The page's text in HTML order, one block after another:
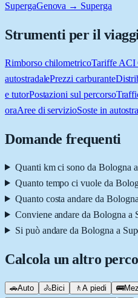
SupergaGenova → Superga
Strumenti per il
Rimborso chilometricoTariffe ACI
autostradalePrezzi carburante
e tutorPostazioni sul percorso
oraAree di servizioSoste in
Domande frequenti
Quanti km ci sono da Bologna
Quanto tempo ci vuole da
Quanto costa andare da
Conviene andare da Bologna a
Si può andare da Bologna a
Calcola un altro
🚗Auto 🚴Bici 🚶 A piedi 🚌